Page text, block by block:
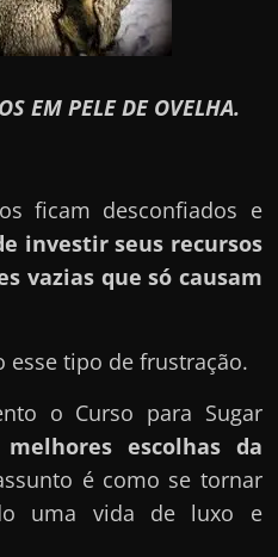
EM PELE DE OVELHA.
ficam desconfiados e
investir seus recursos
vazias que só causam
esse tipo de frustração.
o Curso para Sugar
melhores escolhas da
é como se tornar
uma vida de luxo e